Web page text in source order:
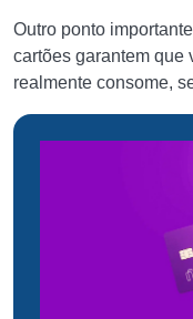
Outro ponto
cartões garantem que
realmente consome,